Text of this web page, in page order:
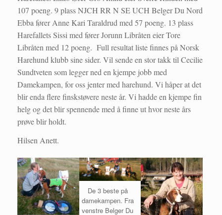
107 poeng. 9 plass NJCH RR N SE UCH Belger Du Nord
Ebba fører Anne Kari Taraldrud med 57 poeng. 13 plass
Harefallets Sissi med fører Jorunn Libråten eier Tore
Libråten med 12 poeng. Full resultat liste finnes på Norsk
Harehund klubb sine sider. Vil sende en stor takk til Cecilie
Sundtveten som legger ned en kjempe jobb med
Damekampen, for oss jenter med harehund. Vi håper at det
blir enda flere finskstøvere neste år. Vi hadde en kjempe fin
helg og det blir spennende med å finne ut hvor neste års
prøve blir holdt.
Hilsen Anett.
De 3 beste på
damekampen. Fra
venstre Belger Du